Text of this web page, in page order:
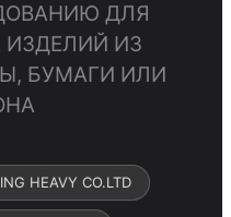
ДЛЯ
ИЗ
БУМАГИ ИЛИ
HEAVY CO.LTD